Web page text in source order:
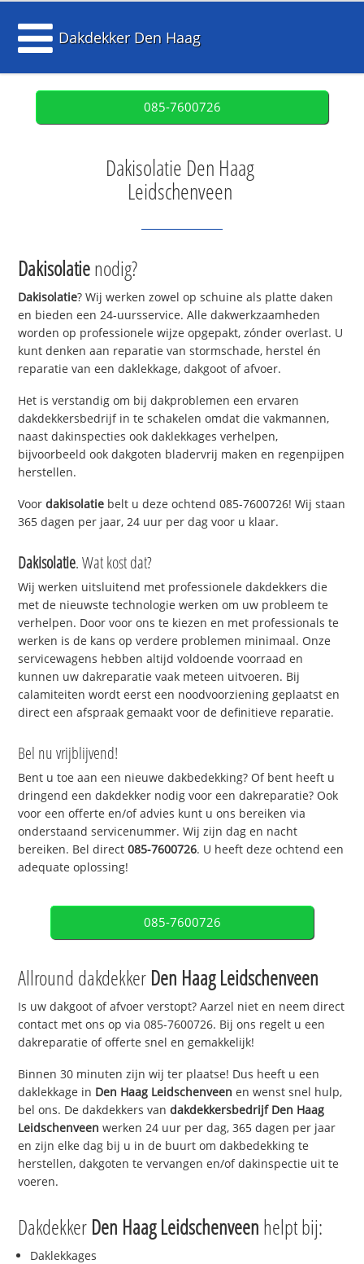
Dakdekker Den Haag
085-7600726
Dakisolatie Den Haag
Leidschenveen
Dakisolatienodig?
Dakisolatie? Wij werken zowel op schuine als platte daken
en bieden een 24-uursservice. Alle dakwerkzaamheden
worden op professionele wijze opgepakt, zónder overlast. U
kunt denken aan reparatie van stormschade, herstel én
reparatie van een daklekkage, dakgoot of afvoer.
Het is verstandig om bij dakproblemen een ervaren
dakdekkersbedrijf in te schakelen omdat die vakmannen,
naast dakinspecties ook daklekkages verhelpen,
bijvoorbeeld ook dakgoten bladervrij maken en regenpijpen
herstellen.
Voordakisolatie belt u deze ochtend 085-7600726! Wij staan
365 dagen per jaar, 24 uur per dag voor u klaar.
Dakisolatie. Wat kost dat?
Wij werken uitsluitend met professionele dakdekkers die
met de nieuwste technologie werken om uw probleem te
verhelpen. Door voor ons te kiezen en met professionals te
werken is de kans op verdere problemen minimaal. Onze
servicewagens hebben altijd voldoende voorraad en
kunnen uw dakreparatie vaak meteen uitvoeren. Bij
calamiteiten wordt eerst een noodvoorziening geplaatst en
direct een afspraak gemaakt voor de definitieve reparatie.
Bel nu vrijblijvend!
Bent u toe aan een nieuwe dakbedekking? Of bent heeft u
dringend een dakdekker nodig voor een dakreparatie? Ook
voor een offerte en/of advies kunt u ons bereiken via
onderstaand servicenummer. Wij zijn dag en nacht
bereiken. Bel direct085-7600726. U heeft deze ochtend een
adequate oplossing!
085-7600726
Allround dakdekker Den Haag Leidschenveen
Is uw dakgoot of afvoer verstopt? Aarzel niet en neem direct
contact met ons op via 085-7600726. Bij ons regelt u een
dakreparatie of offerte snel en gemakkelijk!
Binnen 30 minuten zijn wij ter plaatse! Dus heeft u een
daklekkage in Den Haag Leidschenveen en wenst snel hulp,
bel ons. De dakdekkers vandakdekkersbedrijf Den Haag
Leidschenveen werken 24 uur per dag, 365 dagen per jaar
en zijn elke dag bij u in de buurt om dakbedekking te
herstellen, dakgoten te vervangen en/of dakinspectie uit te
voeren.
Dakdekker Den Haag Leidschenveen helpt bij:
Daklekkages